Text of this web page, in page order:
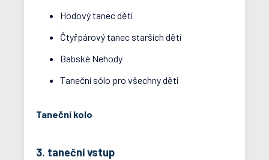
Hodový tanec dětí
Čtyřpárový tanec starších dětí
Babské Nehody
Taneční sólo pro všechny děti
Taneční kolo
3. taneční vstup